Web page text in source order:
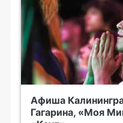
Афиша
Гагарина, «Моя